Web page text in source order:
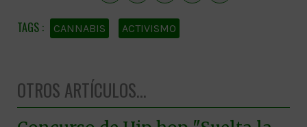
CANNABIS ACTIVISMO
OTROS ARTÍCULOS...